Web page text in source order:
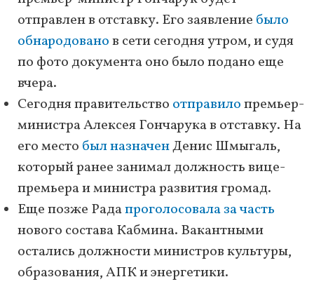
отправлен в отставку. Его заявление было
обнародованов сети сегодня утром, и судя
по фото документа оно было подано еще
вчера.
Сегодня правительство отправилопремьер-
министра Алексея Гончарука в отставку. На
его место был назначенДенис Шмыгаль,
который ранее занимал должность вице-
премьера и министра развития громад.
Еще позже Радапроголосовала за часть
нового состава Кабмина. Вакантными
остались должности министров культуры,
образования, АПК и энергетики.